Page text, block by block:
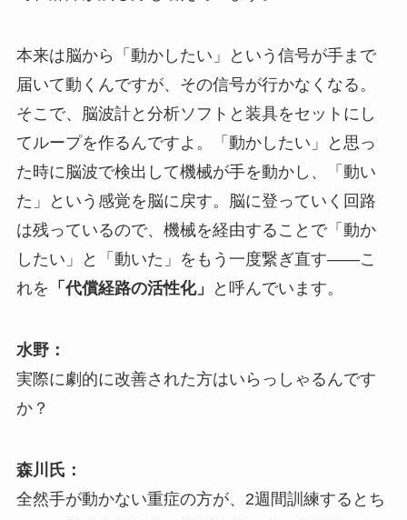
本来は脳から「動かしたい」という信号が手まで
届いて動くんですが、その信号が行かなくなる。
そこで、脳波計と分析ソフトと装具をセットにし
てループを作るんですよ。「動かしたい」と思っ
た時に脳波で検出して機械が手を動かし、「動い
た」という感覚を脳に戻す。脳に登っていく回路
は残っているので、機械を経由することで「動か
したい」と「動いた」をもう一度繋ぎ直す――こ
れを 「代償経路の活性化」 と呼んでいます。
水野：
実際に劇的に改善された方はいらっしゃるんです
か？
森川氏：
全然手が動かない重症の方が、2週間訓練するとち